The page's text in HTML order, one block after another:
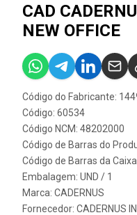
CAD
NEW OFFICE
Código do Fabricante:
Código: 60534
Código NCM: 48202000
Código de Barras do
Código de Barras da
Embalagem: UND / 1
Marca: CADERNUS
Fornecedor: CADERNUS